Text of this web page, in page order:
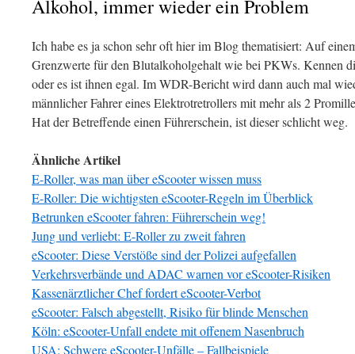
Alkohol, immer wieder ein Problem
Ich habe es ja schon sehr oft hier im Blog thematisiert: Auf
Grenzwerte für den Blutalkoholgehalt wie bei PKWs. Kennen
oder es ist ihnen egal. Im WDR-Bericht wird dann auch mal
männlicher Fahrer eines Elektrotretrollers mit mehr als 2
Hat der Betreffende einen Führerschein, ist dieser schlicht weg.
Ähnliche Artikel
E-Roller, was man über eScooter wissen muss
E-Roller: Die wichtigsten eScooter-Regeln im Überblick
Betrunken eScooter fahren: Führerschein weg!
Jung und verliebt: E-Roller zu zweit fahren
eScooter: Diese Verstöße sind der Polizei aufgefallen
Verkehrsverbände und ADAC warnen vor eScooter-Risiken
Kassenärztlicher Chef fordert eScooter-Verbot
eScooter: Falsch abgestellt, Risiko für blinde Menschen
Köln: eScooter-Unfall endete mit offenem Nasenbruch
USA: Schwere eScooter-Unfälle – Fallbeispiele